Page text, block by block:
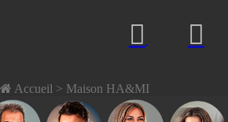
Accueil > Maison HA&MI